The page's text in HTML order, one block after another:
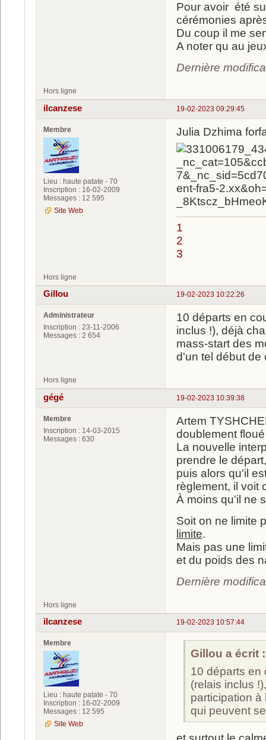
Pour avoir été
cérémonies
Du coup il me
A noter qu au
Dernière
Hors ligne
19-02-2023 09:29:45
ilcanzese
Membre
Lieu : haute patate - 70
Inscription : 16-02-2009
Messages : 12 595
Site Web
Julia Dzhima
1
2
3
Hors ligne
19-02-2023 10:22:26
Gillou
Administrateur
Inscription : 23-11-2006
Messages : 2 654
10 départs en
inclus !), déjà
mass-start des
d'un tel début de
Hors ligne
19-02-2023 10:39:38
gégé
Membre
Inscription : 14-03-2015
Messages : 630
Artem
doublement
La nouvelle
prendre le départ,
puis alors qu'il
règlement, il voit
À moins qu'il ne
Soit on ne limite
limite.
Mais pas une
et du poids des
Dernière
Hors ligne
19-02-2023 10:57:44
ilcanzese
Membre
Lieu : haute patate - 70
Inscription : 16-02-2009
Messages : 12 595
Site Web
Gillou a écrit :
10 départs en
(relais inclus
participation
qui peuvent